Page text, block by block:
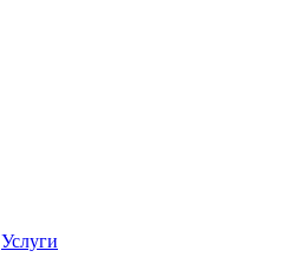
Услуги